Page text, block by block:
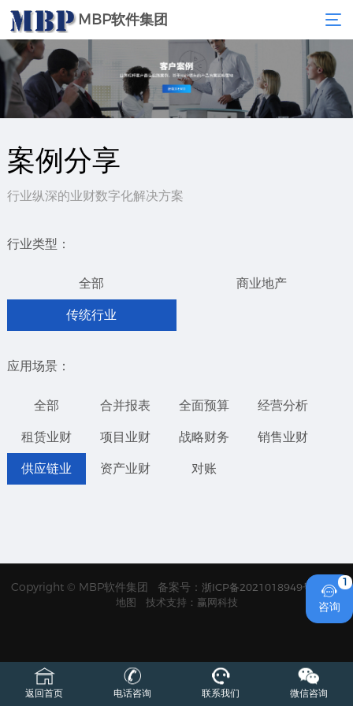
MBP软件集团
案例分享
行业纵深的业财数字化解决方案
行业类型：
全部 商业地产
传统行业
应用场景：
全部 合并报表 全面预算 经营分析
租赁业财 项目业财 战略财务 销售业财
供应链业 资产业财 对账
Copyright © MBP软件集团 备案号： 浙ICP备2021018949号
网站
地图
技术支持：赢网科技
1

咨询
返回首页 电话咨询 联系我们 微信咨询